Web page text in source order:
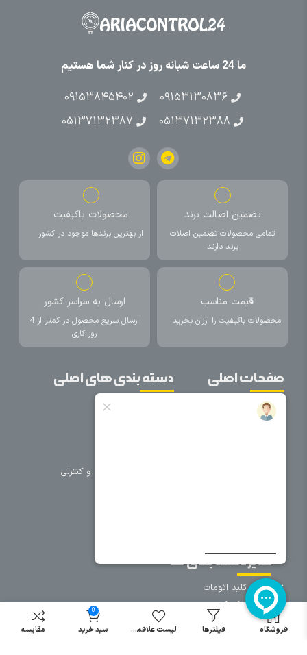
ما 24 ساعت شبانه روز در کنار شما هستیم
۰۹۱۵۳۱۳۰۸۳۶
۰۹۱۵۳۸۴۵۴۰۲
۰۵۱۳۷۱۳۲۳۸۸
۰۵۱۳۷۱۳۲۳۸۷
تضمین اصالت برند
تمامی محصولات تضمین اصلات
برند دارند
محصولات باکیفیت
از بهترین برندها موجود در کشور
قیمت مناسب
محصولات باکیفیت را ارزان بخرید
ارسال به سراسر کشور
ارسال سریع محصول در کمتر از 4
روز کاری
صفحات اصلی
خانه
دسته بندی های اصلی
تجهیزات حفاظتی و کنترلی
سایر دسته بندی ها
خرید کلید اتومات
خرید کنتاکتور
خرید فیوز
مینیاتوری
فروشگاه فیلترها لیست علاقمندی
0
سبد خرید مقایسه